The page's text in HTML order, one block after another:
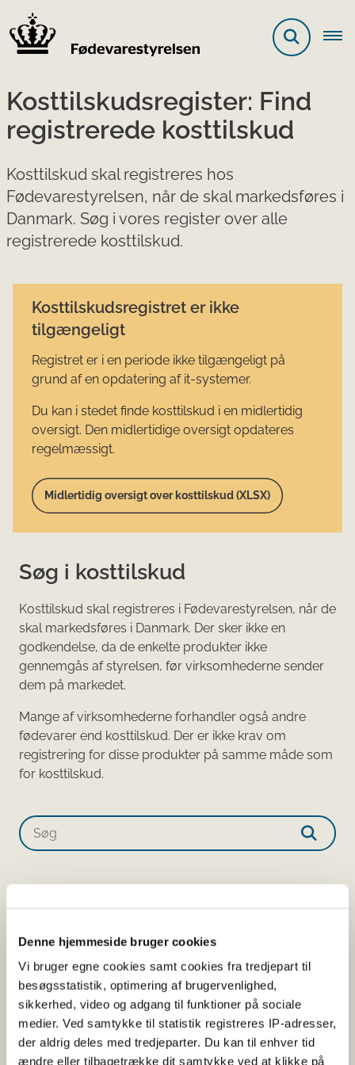
Denne hjemmeside bruger cookies
Vi bruger egne cookies samt cookies fra tredjepart til
besøgsstatistik, optimering af brugervenlighed,
sikkerhed, video og adgang til funktioner på sociale
medier. Ved samtykke til statistik registreres IP-adresser,
der aldrig deles med tredjeparter. Du kan til enhver tid
ændre eller tilbagetrække dit samtykke ved at klikke på
Kosttilskudsregister: Find
registrerede kosttilskud
Kosttilskud skal registreres hos
Fødevarestyrelsen, når de skal markedsføres i
Danmark. Søg i vores register over alle
registrerede kosttilskud.
Kosttilskudsregistret er ikke
tilgængeligt
Registret er i en periode ikke tilgængeligt på
grund af en opdatering af it-systemer.
Du kan i stedet finde kosttilskud i en midlertidig
oversigt. Den midlertidige oversigt opdateres
regelmæssigt.
Midlertidig oversigt over kosttilskud (XLSX)
Søg i kosttilskud
Kosttilskud skal registreres i Fødevarestyrelsen, når de
skal markedsføres i Danmark. Der sker ikke en
godkendelse, da de enkelte produkter ikke
gennemgås af styrelsen, før virksomhederne sender
dem på markedet.
Mange af virksomhederne forhandler også andre
fødevarer end kosttilskud. Der er ikke krav om
registrering for disse produkter på samme måde som
for kosttilskud.​​​​​​
Milo Pulver
AnmeldelsesID:23989
Virksomhed: La Paz Market, Tagensvej